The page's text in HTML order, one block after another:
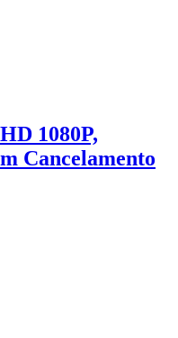
1080P,
Cancelamento